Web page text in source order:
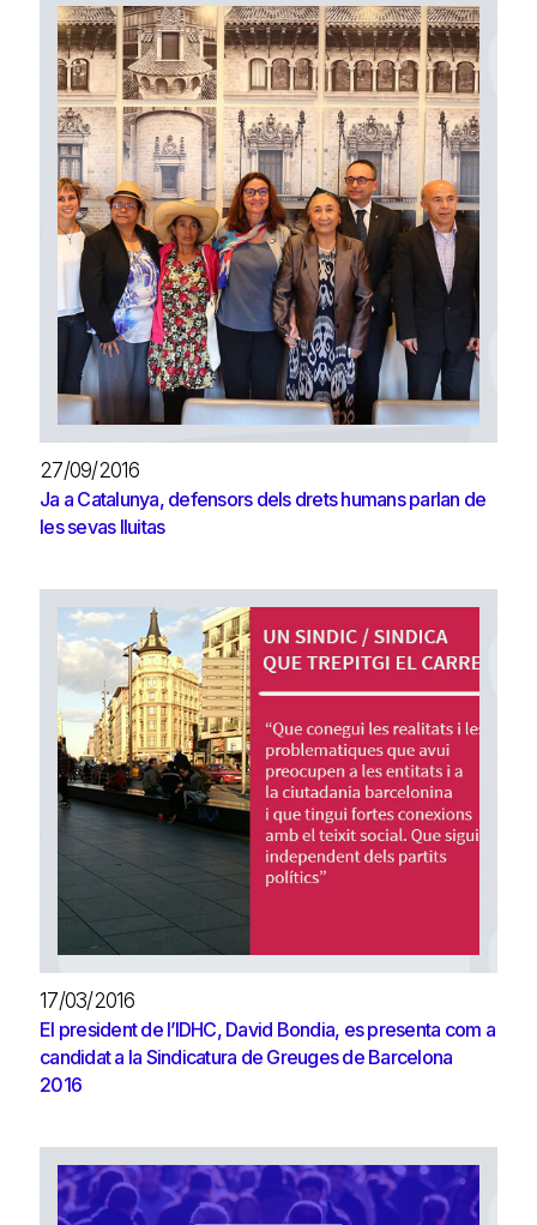
27/09/2016
Ja a Catalunya, defensors dels drets humans parlan de
les sevas lluitas
17/03/2016
El president de l’IDHC, David Bondia, es presenta com a
candidat a la Sindicatura de Greuges de Barcelona
2016